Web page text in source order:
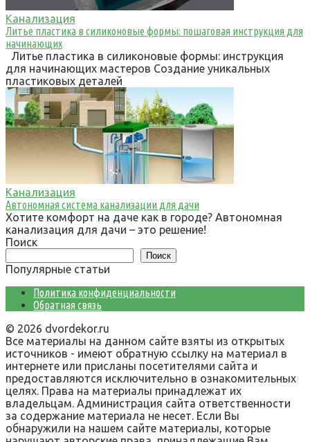
Канализация
Литье пластика в силиконовые формы: пошаговая инструкция для
начинающих
Литье пластика в силиконовые формы: инструкция
для начинающих мастеров Создание уникальных
пластиковых деталей
Канализация
Автономная система канализации для дачи
Хотите комфорт на даче как в городе? Автономная
канализация для дачи – это решение!
Поиск
Поиск
Популярные статьи
Политика конфиденциальности
Обратная связь
© 2026 dvordekor.ru
Все материалы на данном сайте взяты из открытых
источников - имеют обратную ссылку на материал в
интернете или присланы посетителями сайта и
предоставляются исключительно в ознакомительных
целях. Права на материалы принадлежат их
владельцам. Администрация сайта ответственности
за содержание материала не несет. Если Вы
обнаружили на нашем сайте материалы, которые